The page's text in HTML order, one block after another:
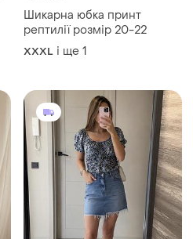
Шикарна юбка принт
рептилії розмір 20-22
XXXL і ще 1